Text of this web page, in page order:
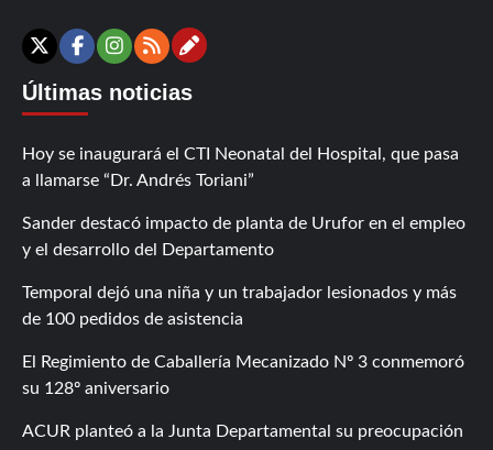
X Facebook
Instagram
RSSContáctanos
Últimas noticias
Hoy se inaugurará el CTI Neonatal del Hospital, que pasa
a llamarse “Dr. Andrés Toriani”
Sander destacó impacto de planta de Urufor en el empleo
y el desarrollo del Departamento
Temporal dejó una niña y un trabajador lesionados y más
de 100 pedidos de asistencia
El Regimiento de Caballería Mecanizado Nº 3 conmemoró
su 128º aniversario
ACUR planteó a la Junta Departamental su preocupación